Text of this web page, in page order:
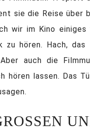
sie die Reise über
wir im Kino einiges
zu hören. Hach, das
auch die
hören lassen. Das
UND